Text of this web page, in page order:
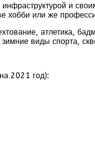
инфраструктурой и
хобби или же
атлетика,
виды спорта,
2021 год):